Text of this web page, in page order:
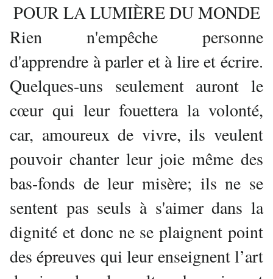
POUR LA LUMIÈRE DU MONDE
Rien n'empêche personne
d'apprendre à parler et à lire et écrire.
Quelques-uns seulement auront le
cœur qui leur fouettera la volonté,
car, amoureux de vivre, ils veulent
pouvoir chanter leur joie même des
bas-fonds de leur misère; ils ne se
sentent pas seuls à s'aimer dans la
dignité et donc ne se plaignent point
des épreuves qui leur enseignent l’art